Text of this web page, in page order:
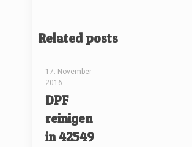
Related posts
17. November
2016
DPF
reinigen
in 42549